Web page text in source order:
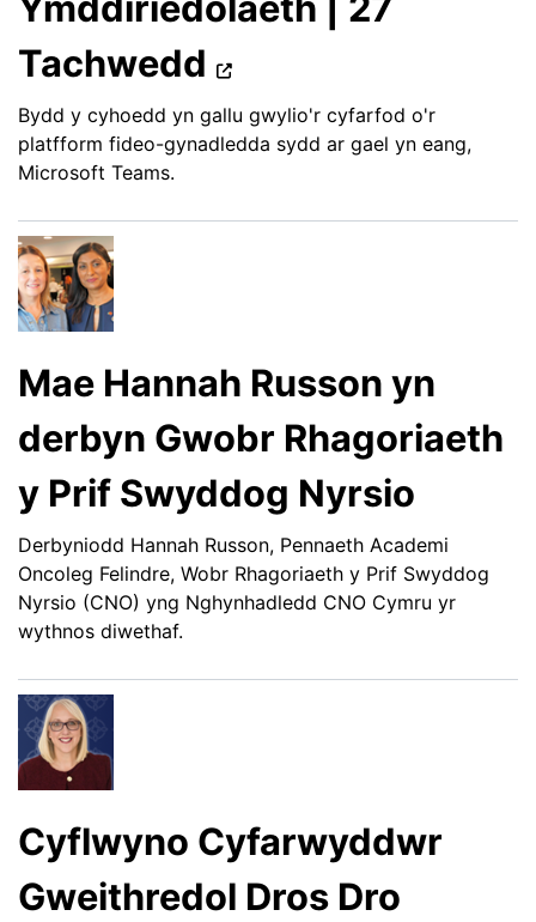
Tachwedd
Bydd y cyhoedd yn gallu gwylio'r cyfarfod o'r
platfform fideo-gynadledda sydd ar gael yn eang,
Microsoft Teams.
Mae Hannah Russon yn
derbyn Gwobr Rhagoriaeth
y Prif Swyddog Nyrsio
Derbyniodd Hannah Russon, Pennaeth Academi
Oncoleg Felindre, Wobr Rhagoriaeth y Prif Swyddog
Nyrsio (CNO) yng Nghynhadledd CNO Cymru yr
wythnos diwethaf.
Cyflwyno Cyfarwyddwr
Gweithredol Dros Dro